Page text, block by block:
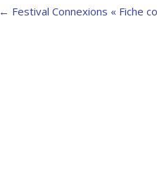
Post
← Festival Connexions « Fiche